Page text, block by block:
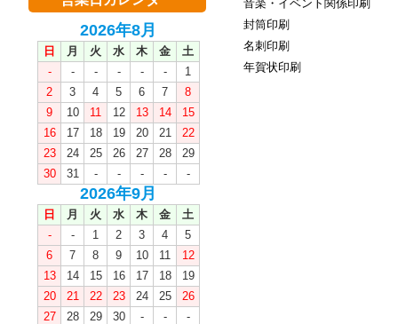
2026年8月
日 月 火 水 木 金
土
-
- - - - -
1
2
3 4 5 6 7
8
9
10 11 12 13 14
15
16
17 18 19 20 21
22
23
24 25 26 27 28
29
30
31 - - - - -
2026年9月
日 月 火 水 木 金
土
-
- 1 2 3 4
5
6
7 8 9 10 11
12
13
14 15 16 17 18
19
20
21 22 23 24 25
26
27
28 29 30 - - -
音楽・イベント関係印刷
封筒印刷
名刺印刷
年賀状印刷